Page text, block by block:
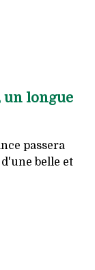
un longue
passera
belle et